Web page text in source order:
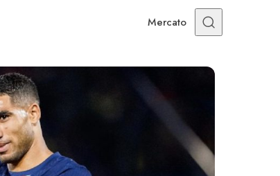
Mercato